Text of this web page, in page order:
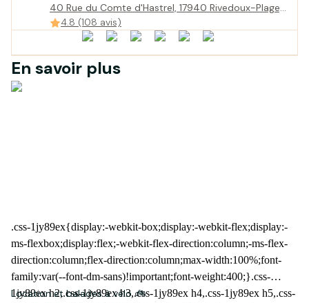
40 Rue du Comte d'Hastrel, 17940 Rivedoux-Plage,
France
4.8 (108 avis)
En savoir plus
Location et balades à vélo 🚲